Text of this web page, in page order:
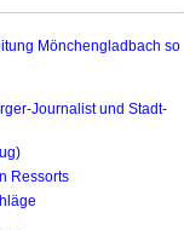
Mönchengladbach so
Journalist und Stadt-
Ressorts